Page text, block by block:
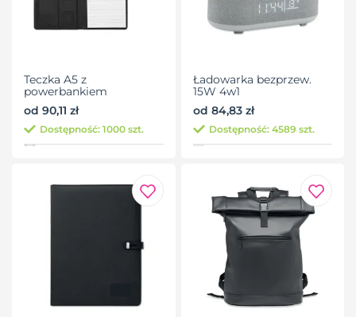
Teczka A5 z
powerbankiem
od 90,11 zł
Dostępność: 1000 szt.
Ładowarka bezprzew.
15W 4w1
od 84,83 zł
Dostępność: 4589 szt.